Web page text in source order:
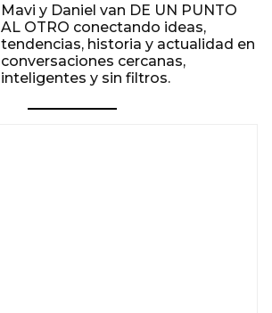
Mavi y Daniel van DE UN PUNTO
AL OTRO conectando ideas,
tendencias, historia y actualidad en
conversaciones cercanas,
inteligentes y sin filtros.